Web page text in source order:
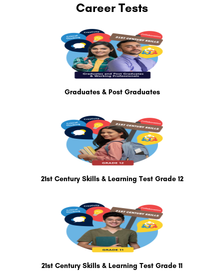
Career Tests
Graduates & Post Graduates
21st Century Skills & Learning Test Grade 12
21st Century Skills & Learning Test Grade 11